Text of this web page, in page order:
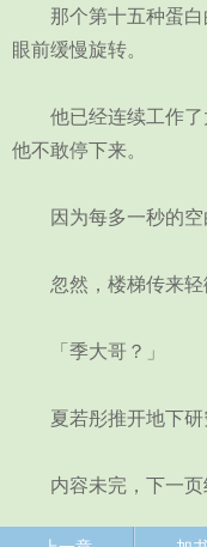
那个第十五种蛋白
眼前缓慢旋转。
他已经连续工作了
他不敢停下来。
因为每多一秒的空
忽然，楼梯传来轻
「季大哥？」
夏若彤推开地下研
内容未完，下一页